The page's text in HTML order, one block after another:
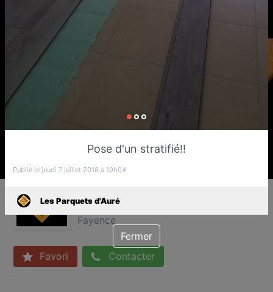
Parqueteur
Fayence
Favori Contacter
Pose d'un stratifié!!
Publié le jeudi 7 juillet 2016 à 19h04
Les Parquets d'Auré
Fermer